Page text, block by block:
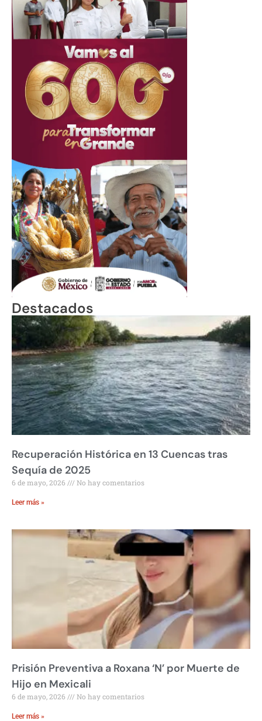
Destacados
Recuperación Histórica en 13 Cuencas tras
Sequía de 2025
6 de mayo, 2026 No hay comentarios
Leer más »
Prisión Preventiva a Roxana ‘N’ por Muerte de
Hijo en Mexicali
6 de mayo, 2026 No hay comentarios
Leer más »